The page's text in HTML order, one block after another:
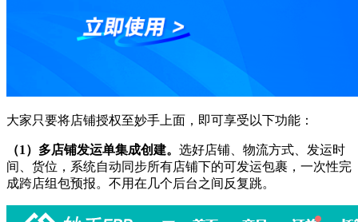
大家只要将店铺授权至妙手上面，即可享受以下功能：
（1）多店铺发运单集成创建。 选好店铺、物流方式、发运时
间、货位，系统自动同步所有店铺下的可发运包裹，一次性完
成跨店组包预报。不用在几个后台之间反复跳。